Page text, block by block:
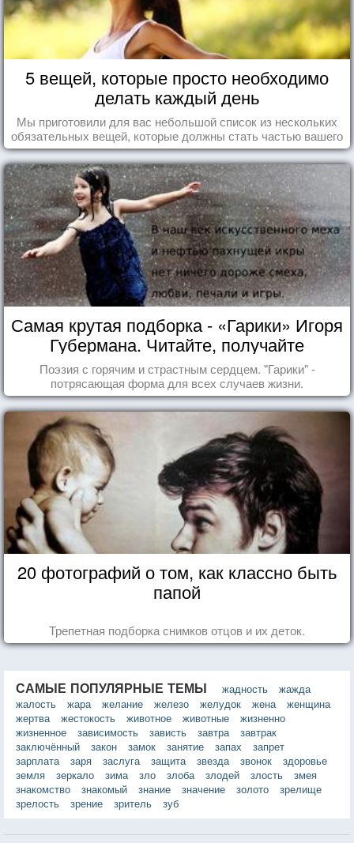
5 вещей, которые просто необходимо
делать каждый день
Мы приготовили для вас небольшой список из нескольких
обязательных вещей, которые должны стать частью вашего
дня.
Самая крутая подборка - «Гарики» Игоря
Губермана. Читайте, получайте
удовольствие!
Поэзия с горячим и страстным сердцем. "Гарики" -
потрясающая форма для всех случаев жизни.
20 фотографий о том, как классно быть
папой
Трепетная подборка снимков отцов и их деток.
САМЫЕ ПОПУЛЯРНЫЕ ТЕМЫ жадность
жажда
жалость
жара желание железо желудок жена
женщина
жертва
жестокость животное животные
жизненно
жизненное
зависимость зависть завтра
завтрак
заключённый
закон замок занятие запах
запрет
зарплата
заря заслуга защита звезда звонок
здоровье
земля
зеркало зима зло злоба злодей злость
змея
знакомство
знакомый знание значение золото
зрелище
зрелость
зрение зритель зуб